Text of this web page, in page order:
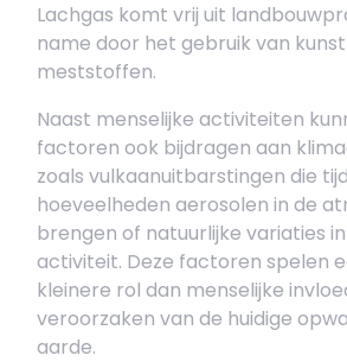
Lachgas komt vrij uit
name door het gebruik van
meststoffen.
Naast menselijke activiteiten
factoren ook bijdragen aan
zoals vulkaanuitbarstingen die
hoeveelheden aerosolen in de
brengen of natuurlijke variaties
activiteit. Deze factoren spelen
kleinere rol dan menselijke
veroorzaken van de huidige
aarde.